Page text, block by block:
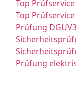
Top
Top
Prüfung
Prüfung